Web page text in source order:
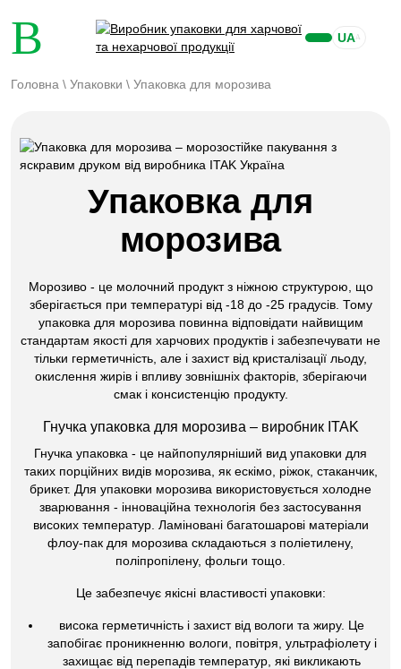
UA
Головна \ Упаковки \ Упаковка для морозива
Упаковка для
морозива
Морозиво - це молочний продукт з ніжною структурою, що
зберігається при температурі від -18 до -25 градусів. Тому
упаковка для морозива повинна відповідати найвищим
стандартам якості для харчових продуктів і забезпечувати не
тільки герметичність, але і захист від кристалізації льоду,
окислення жирів і впливу зовнішніх факторів, зберігаючи
смак і консистенцію продукту.
Гнучка упаковка для морозива – виробник ITAK
Гнучка упаковка - це найпопулярніший вид упаковки для
таких порційних видів морозива, як ескімо, ріжок, стаканчик,
брикет. Для упаковки морозива використовується холодне
зварювання - інноваційна технологія без застосування
високих температур. Ламіновані багатошарові матеріали
флоу-пак для морозива складаються з поліетилену,
поліпропілену, фольги тощо.
Це забезпечує якісні властивості упаковки:
висока герметичність і захист від вологи та жиру. Це
запобігає проникненню вологи, повітря, ультрафіолету і
захищає від перепадів температур, які викликають